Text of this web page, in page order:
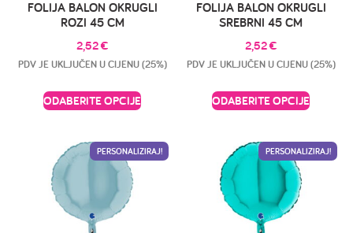
FOLIJA BALON OKRUGLI
ROZI 45 CM
2,52€
PDV JE UKLJUČEN U CIJENU (25%)
ODABERITE OPCIJE
FOLIJA BALON OKRUGLI
SREBRNI 45 CM
2,52€
PDV JE UKLJUČEN U CIJENU (25%)
ODABERITE OPCIJE
PERSONALIZIRAJ! PERSONALIZIRAJ!